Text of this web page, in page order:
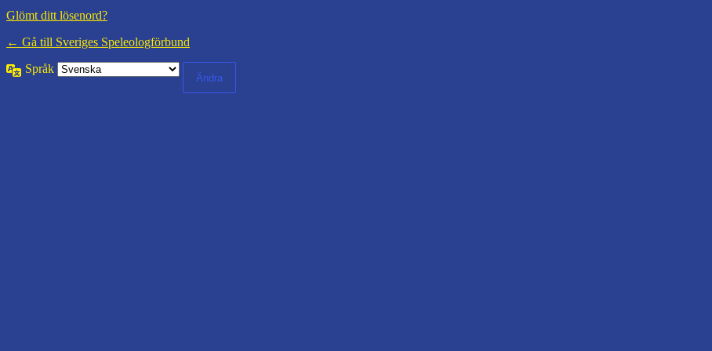
Glömt ditt lösenord?
← Gå till Sveriges Speleologförbund
Språk